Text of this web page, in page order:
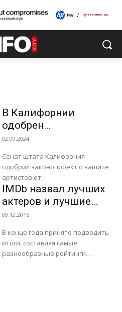
В Калифорнии
одобрен
законопроект о
копий ИИ
02.09.2024
Сенат штата Калифорния
одобрил законопроект о защите
артистов от
несанкционированных копий,
создаваемых искусственным
интеллектом, сообщает издание
Variety. Профсоюз актеров SAG-
AFTRA сделал этот законопроект
одним...
IMDb назвал лучших
актеров и лучшие
фильмы 2016 года
09.12.2016
В конце года принято подводить
итоги, составляя самые
разнообразные рейтинги.